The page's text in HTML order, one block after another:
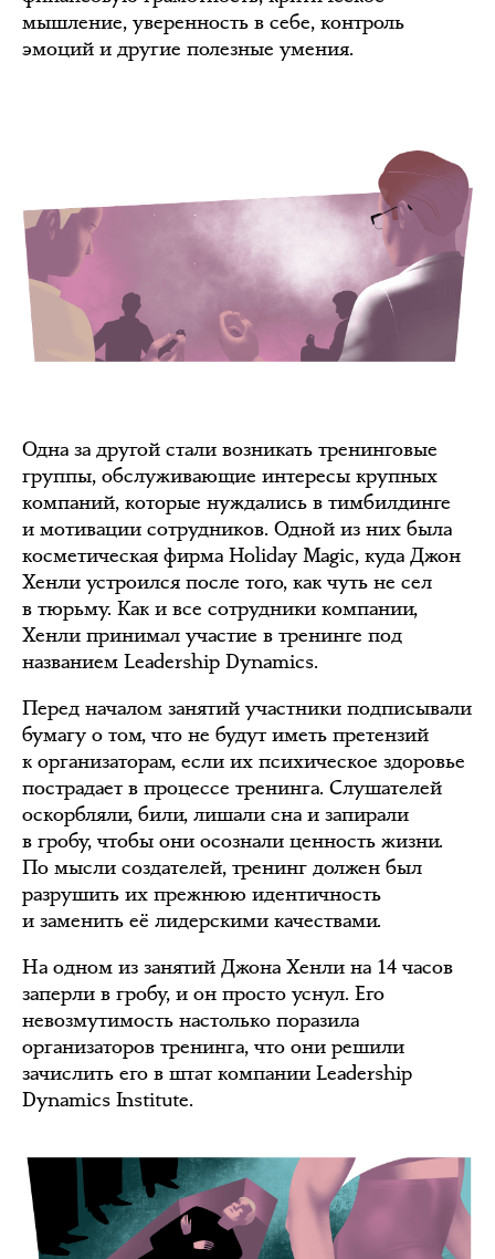
мышление, уверенность в себе, контроль
эмоций и другие полезные умения.
Одна за другой стали возникать тренинговые
группы, обслуживающие интересы крупных
компаний, которые нуждались в тимбилдинге
и мотивации сотрудников. Одной из них была
косметическая фирма Holiday Magic, куда Джон
Хенли устроился после того, как чуть не сел
в тюрьму. Как и все сотрудники компании,
Хенли принимал участие в тренинге под
названием Leadership Dynamics‎.
Перед началом занятий участники подписывали
бумагу о том, что не будут иметь претензий
к организаторам, если их психическое здоровье
пострадает в процессе тренинга. Слушателей
оскорбляли, били, лишали сна и запирали
в гробу, чтобы они осознали ценность жизни.
По мысли создателей, тренинг должен был
разрушить их прежнюю идентичность
и заменить её лидерскими качествами.
На одном из занятий Джона Хенли на 14 часов
заперли в гробу, и он просто уснул. Его
невозмутимость настолько поразила
организаторов тренинга, что они решили
зачислить его в штат компании Leadership
Dynamics Institute.